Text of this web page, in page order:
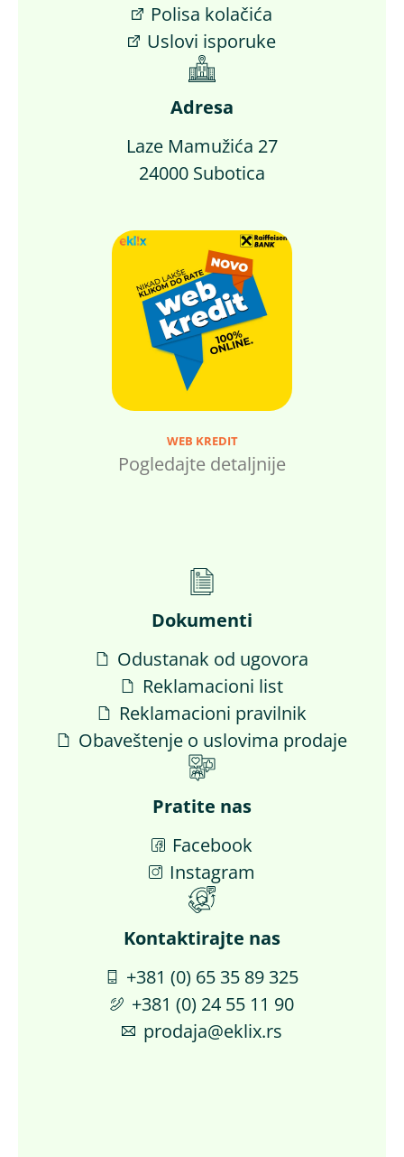
Polisa kolačića
Uslovi isporuke
Adresa
Laze Mamužića 27
24000 Subotica
WEB KREDIT
Pogledajte detaljnije
Dokumenti
Odustanak od ugovora
Reklamacioni list
Reklamacioni pravilnik
Obaveštenje o uslovima prodaje
Pratite nas
Facebook
Instagram
Kontaktirajte nas​
+381 (0) 65 35 89 325
+381 (0) 24 55 11 90
prodaja@eklix.rs